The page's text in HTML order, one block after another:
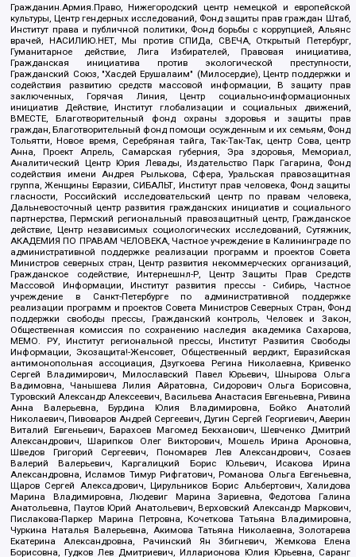
Гражданин.Армия.Право, Нижегородский центр немецкой и европейской
культуры, Центр гендерных исследований, Фонд защиты прав граждан Штаб,
Институт права и публичной политики, Фонд борьбы с коррупцией, Альянс
врачей, НАСИЛИЮ.НЕТ, Мы против СПИДа, СВЕЧА, Открытый Петербург,
Гуманитарное действие, Лига Избирателей, Правовая инициатива,
Гражданская инициатива против экологической преступности,
Гражданский Союз, "Хасдей Ерушалаим" (Милосердие), Центр поддержки и
содействия развитию средств массовой информации, В защиту прав
заключенных, Горячая Линия, Центр социально-информационных
инициатив Действие, Институт глобализации и социальных движений,
ВМЕСТЕ, Благотворительный фонд охраны здоровья и защиты прав
граждан, Благотворительный фонд помощи осужденным и их семьям, Фонд
Тольятти, Новое время, Серебряная тайга, Так-Так-Так, центр Сова, центр
Анна, Проект Апрель, Самарская губерния, Эра здоровья, Мемориал,
Аналитический Центр Юрия Левады, Издательство Парк Гагарина, Фонд
содействия имени Андрея Рылькова, Сфера, Уральская правозащитная
группа, Женщины Евразии, СИБАЛЬТ, Институт прав человека, Фонд защиты
гласности, Российский исследовательский центр по правам человека,
Дальневосточный центр развития гражданских инициатив и социального
партнерства, Пермский региональный правозащитный центр, Гражданское
действие, Центр независимых социологических исследований, Сутяжник,
АКАДЕМИЯ ПО ПРАВАМ ЧЕЛОВЕКА, Частное учреждение в Калининграде по
административной поддержке реализации программ и проектов Совета
Министров северных стран, Центр развития некоммерческих организаций,
Гражданское содействие, Интернешнл-Р, Центр Защиты Прав Средств
Массовой Информации, Институт развития прессы - Сибирь, Частное
учреждение в Санкт-Петербурге по административной поддержке
реализации программ и проектов Совета Министров Северных Стран, Фонд
поддержки свободы прессы, Гражданский контроль, Человек и Закон,
Общественная комиссия по сохранению наследия академика Сахарова,
МЕМО. РУ, Институт региональной прессы, Институт Развития Свободы
Информации, Экозащита!-Женсовет, Общественный вердикт, Евразийская
антимонопольная ассоциация, Дзугкоева Регина Николаевна, Кривенко
Сергей Владимирович, Милославский Павел Юрьевич, Шнырова Ольга
Вадимовна, Чанышева Лилия Айратовна, Сидорович Ольга Борисовна,
Туровский Александр Алексеевич, Васильева Анастасия Евгеньевна, Ривина
Анна Валерьевна, Бурдина Юлия Владимировна, Бойко Анатолий
Николаевич, Пивоваров Андрей Сергеевич, Дугин Сергей Георгиевич, Аверин
Виталий Евгеньевич, Барахоев Магомед Бекханович, Шевченко Дмитрий
Александрович, Шарипков Олег Викторович, Мошель Ирина Ароновна,
Шведов Григорий Сергеевич, Пономарев Лев Александрович, Созаев
Валерий Валерьевич, Каргалицкий Борис Юльевич, Исакова Ирина
Александровна, Исламов Тимур Рифгатович, Романова Ольга Евгеньевна,
Щаров Сергей Алексадрович, Цирульников Борис Альбертович, Халидова
Марина Владимировна, Людевиг Марина Зариевна, Федотова Галина
Анатольевна, Паутов Юрий Анатольевич, Верховский Александр Маркович,
Пислакова-Паркер Марина Петровна, Кочеткова Татьяна Владимировна,
Чуркина Наталья Валерьевна, Акимова Татьяна Николаевна, Золотарева
Екатерина Александровна, Рачинский Ян Збигневич, Жемкова Елена
Борисовна, Гудков Лев Дмитриевич, Илларионова Юлия Юрьевна, Саранг